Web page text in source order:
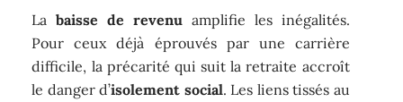
Labaisse de revenu amplifie les inégalités.
Pour ceux déjà éprouvés par une carrière
difficile, la précarité qui suit la retraite accroît
le danger d’isolement social. Les liens tissés au